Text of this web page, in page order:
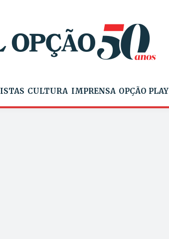
CULTURA IMPRENSA OPÇÃO PLAY